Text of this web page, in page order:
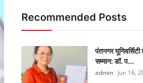
Recommended Posts
पंतनगर यूनिवर्सिटी
सम्मान: डॉ. प...
admin Jun 16,